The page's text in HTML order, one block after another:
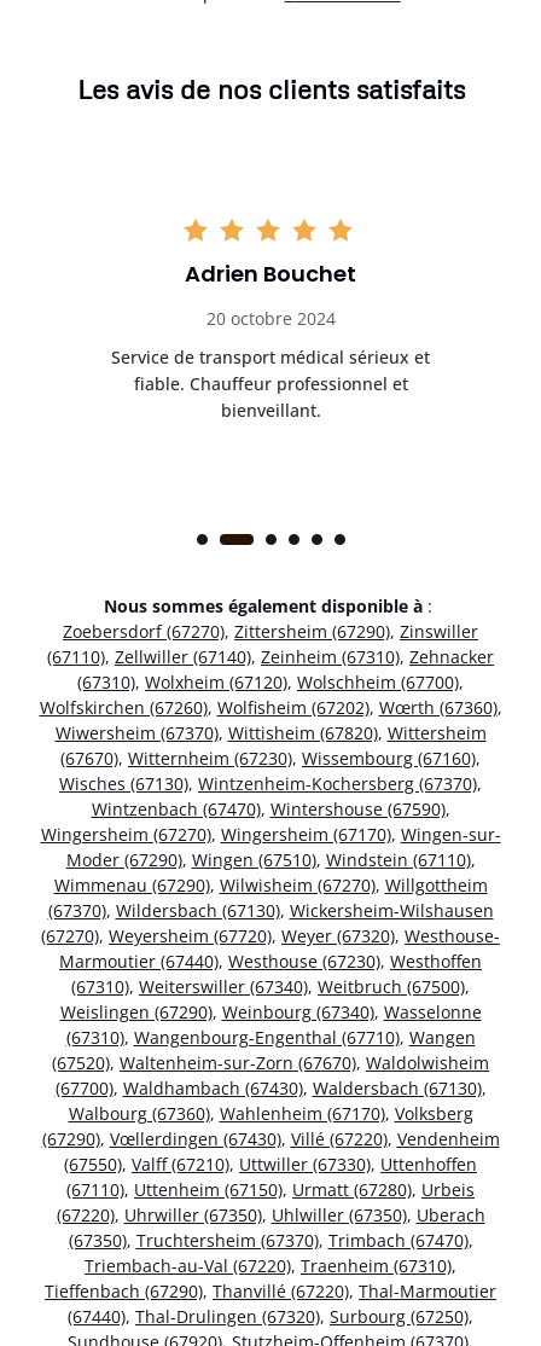
Les avis de nos clients satisfaits
Adrien Bouchet
20 octobre 2024
Service de transport médical sérieux et
fiable. Chauffeur professionnel et
bienveillant.
Nous sommes également disponible à :
Zoebersdorf (67270), Zittersheim (67290), Zinswiller
(67110), Zellwiller (67140), Zeinheim (67310), Zehnacker
(67310), Wolxheim (67120), Wolschheim (67700),
Wolfskirchen (67260), Wolfisheim (67202), Wœrth (67360),
Wiwersheim (67370), Wittisheim (67820), Wittersheim
(67670), Witternheim (67230), Wissembourg (67160),
Wisches (67130), Wintzenheim-Kochersberg (67370),
Wintzenbach (67470), Wintershouse (67590),
Wingersheim (67270), Wingersheim (67170), Wingen-sur-
Moder (67290), Wingen (67510), Windstein (67110),
Wimmenau (67290), Wilwisheim (67270), Willgottheim
(67370), Wildersbach (67130), Wickersheim-Wilshausen
(67270), Weyersheim (67720), Weyer (67320), Westhouse-
Marmoutier (67440), Westhouse (67230), Westhoffen
(67310), Weiterswiller (67340), Weitbruch (67500),
Weislingen (67290), Weinbourg (67340), Wasselonne
(67310), Wangenbourg-Engenthal (67710), Wangen
(67520), Waltenheim-sur-Zorn (67670), Waldolwisheim
(67700), Waldhambach (67430), Waldersbach (67130),
Walbourg (67360), Wahlenheim (67170), Volksberg
(67290), Vœllerdingen (67430), Villé (67220), Vendenheim
(67550), Valff (67210), Uttwiller (67330), Uttenhoffen
(67110), Uttenheim (67150), Urmatt (67280), Urbeis
(67220), Uhrwiller (67350), Uhlwiller (67350), Uberach
(67350), Truchtersheim (67370), Trimbach (67470),
Triembach-au-Val (67220), Traenheim (67310),
Tieffenbach (67290), Thanvillé (67220), Thal-Marmoutier
(67440), Thal-Drulingen (67320), Surbourg (67250),